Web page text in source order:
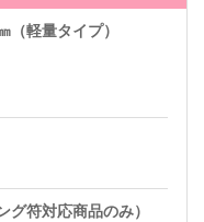
（軽量タイプ）
グ符対応商品のみ）